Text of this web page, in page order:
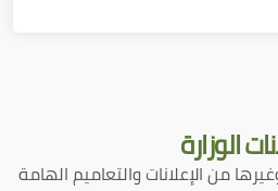
الوزارة
من الإعلانات والتعاميم الهامة